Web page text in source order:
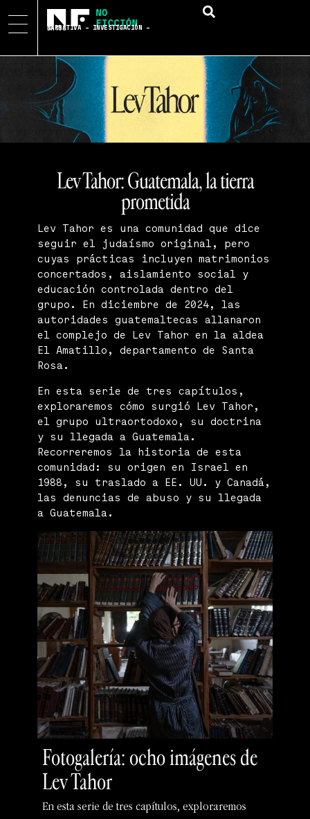
NARRATIVA – INVESTIGACIÓN – DATOS
Lev Tahor: Guatemala, la tierra
prometida
Lev Tahor es una comunidad que dice
seguir el judaísmo original, pero
cuyas prácticas incluyen matrimonios
concertados, aislamiento social y
educación controlada dentro del
grupo. En diciembre de 2024, las
autoridades guatemaltecas allanaron
el complejo de Lev Tahor en la aldea
El Amatillo, departamento de Santa
Rosa.
En esta serie de tres capítulos,
exploraremos cómo surgió Lev Tahor,
el grupo ultraortodoxo, su doctrina
y su llegada a Guatemala.
Recorreremos la historia de esta
comunidad: su origen en Israel en
1988, su traslado a EE. UU. y Canadá,
las denuncias de abuso y su llegada
a Guatemala.
Fotogalería: ocho imágenes de
Lev Tahor
En esta serie de tres capítulos, exploraremos